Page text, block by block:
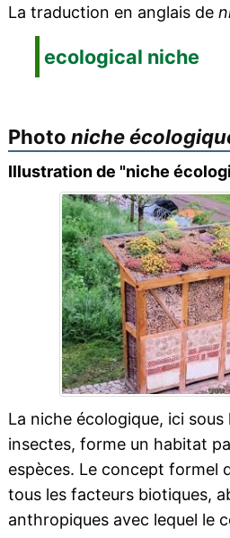
La traduction en anglais de
ecological niche
Photo niche
Illustration de "niche
La niche écologique, ici
insectes, forme un habitat
espèces. Le concept formel
tous les facteurs biotiques,
anthropiques avec lequel le